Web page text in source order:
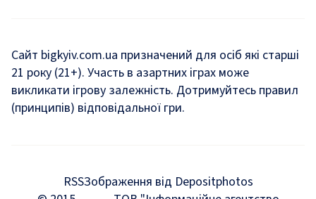
Комуналка
Хроніки війни
Мегаполіс
Сайт bigkyiv.com.ua призначений для осіб які старші
21 року (21+). Участь в азартних іграх може
викликати ігрову залежність. Дотримуйтесь правил
(принципів) відповідальної гри.
RSSЗображення від Depositphotos